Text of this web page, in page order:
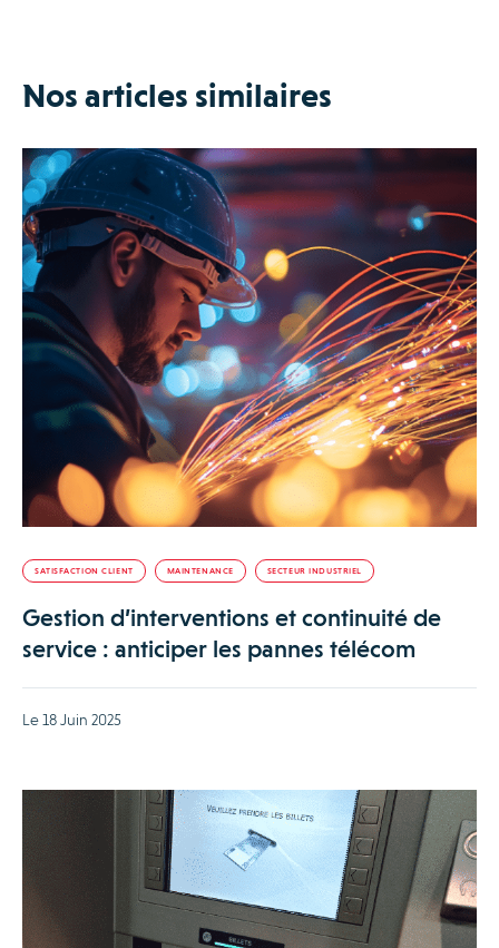
Nos articles similaires
SATISFACTION CLIENT MAINTENANCE SECTEUR INDUSTRIEL
Gestion d’interventions et continuité de
service : anticiper les pannes télécom
Le 18 Juin 2025